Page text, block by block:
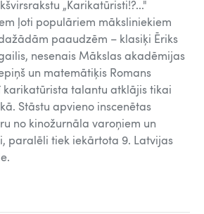
„Karikatūristi!?..."
ļoti populāriem māksliniekiem
paaudzēm – klasiķi Ēriks
nesenais Mākslas akadēmijas
un matemātiķis Romans
karikatūrista talantu atklājis tikai
Stāstu apvieno inscenētas
no kinožurnāla varoņiem un
paralēli tiek iekārtota 9. Latvijas